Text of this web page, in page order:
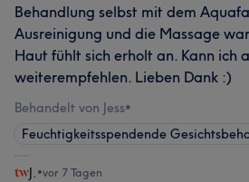
Behandlung selbst mit dem
Ausreinigung und die Massage
Haut fühlt sich erholt an. Kann ich
weiterempfehlen. Lieben Dank :)
Behandelt von Jess•
Feuchtigkeitsspendende
J. •vor 7 Tagen